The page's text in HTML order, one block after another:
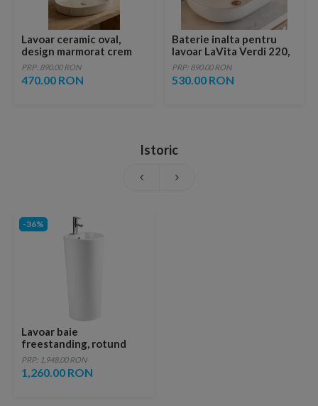
Lavoar ceramic oval,
design marmorat crem
lucios cu vene aurii,
ventil inclus
PRP: 890.00 RON
470.00 RON
Baterie inalta pentru
lavoar LaVita Verdi 220,
fara ventil, brushed
copper
PRP: 890.00 RON
530.00 RON
Istoric
-36%
Lavoar baie
freestanding, rotund
Fluminia Athos 40x40
cm, cu preaplin
PRP: 1,948.00 RON
1,260.00 RON